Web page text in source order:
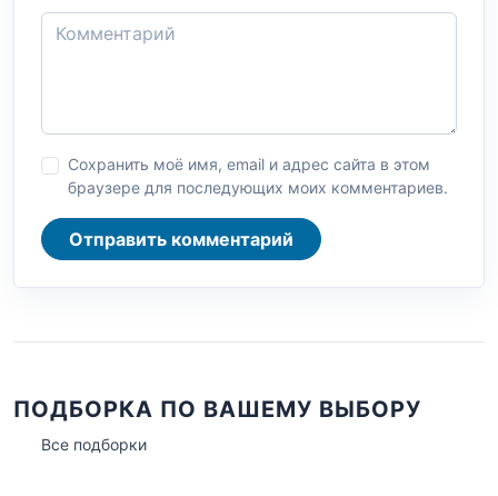
Сохранить моё имя, email и адрес сайта в этом
браузере для последующих моих комментариев.
Отправить комментарий
ПОДБОРКА ПО ВАШЕМУ ВЫБОРУ
Все подборки